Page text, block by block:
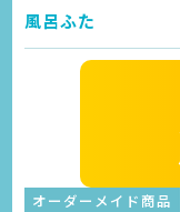
風呂ふた
オーダーメイド商品